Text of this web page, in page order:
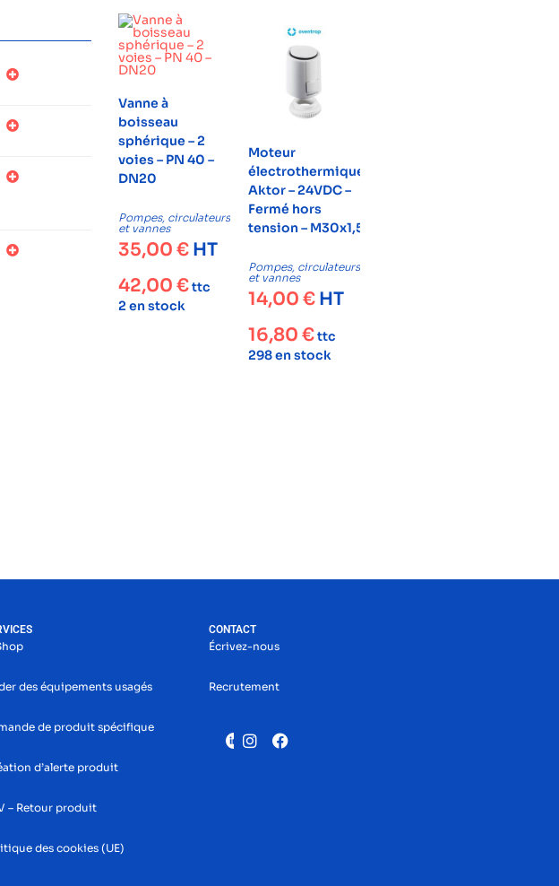
Vanne à
boisseau
sphérique – 2
voies – PN 40 –
DN20
Pompes, circulateurs
et vannes
35,00 € HT
42,00 €ttc
2 en stock
Moteur
électrothermique
Aktor – 24VDC –
Fermé hors
tension – M30x1,5
Pompes, circulateurs
et vannes
14,00 € HT
16,80 €ttc
298 en stock
des équipements usagés
de produit spécifique
d’alerte produit
– Retour produit
des cookies (UE)
CONTACT
Écrivez-nous
Recrutement